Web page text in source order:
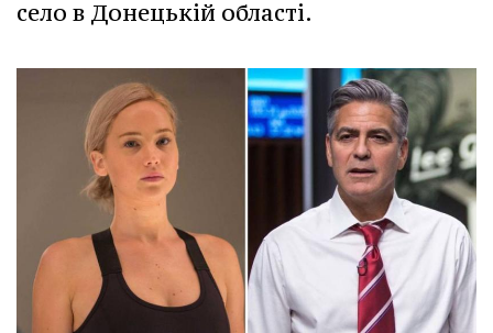
село в Донецькій області.